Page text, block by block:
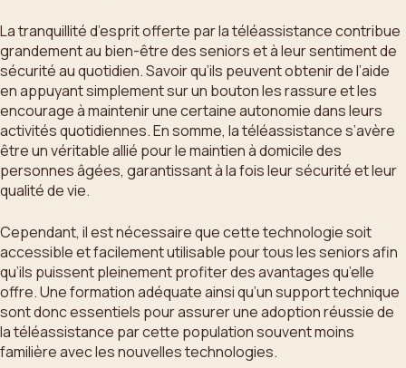
La tranquillité d’esprit offerte par la téléassistance contribue
grandement au bien-être des seniors et à leur sentiment de
sécurité au quotidien. Savoir qu’ils peuvent obtenir de l’aide
en appuyant simplement sur un bouton les rassure et les
encourage à maintenir une certaine autonomie dans leurs
activités quotidiennes. En somme, la téléassistance s’avère
être un véritable allié pour le maintien à domicile des
personnes âgées, garantissant à la fois leur sécurité et leur
qualité de vie.
Cependant, il est nécessaire que cette technologie soit
accessible et facilement utilisable pour tous les seniors afin
qu’ils puissent pleinement profiter des avantages qu’elle
offre. Une formation adéquate ainsi qu’un support technique
sont donc essentiels pour assurer une adoption réussie de
la téléassistance par cette population souvent moins
familière avec les nouvelles technologies.